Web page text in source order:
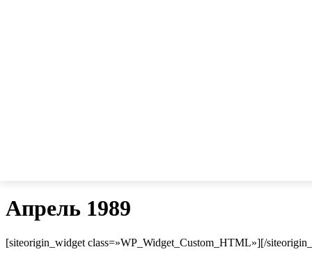
Апрель 1989
[siteorigin_widget class=»WP_Widget_Custom_HTML»][/